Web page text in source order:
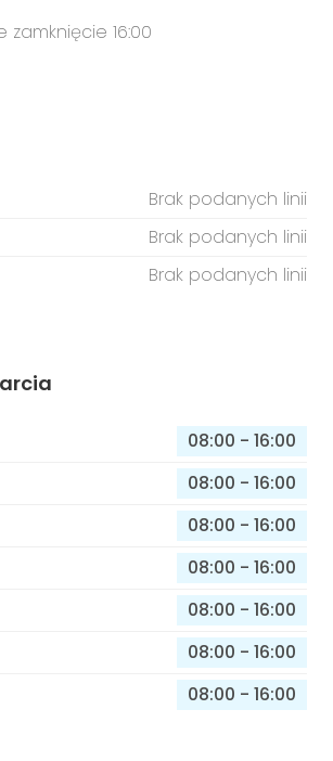
zamknięcie 16:00
Brak podanych linii
Brak podanych linii
Brak podanych linii
08:00 - 16:00
08:00 - 16:00
08:00 - 16:00
08:00 - 16:00
08:00 - 16:00
08:00 - 16:00
08:00 - 16:00